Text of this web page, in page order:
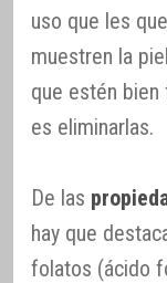
uso que les
muestren la
que estén
es eliminarlas.
De las
hay que
folatos (ácido